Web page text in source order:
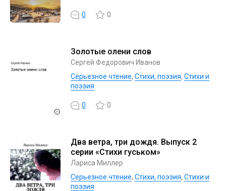
0 0
Золотые олени слов
Сергей Федорович Иванов
Серьезное чтение, Cтихи, поэзия, Стихи и
поэзия
0 0
Два ветра, три дождя. Выпуск 2
серии «Стихи гуськом»
Лариса Миллер
Серьезное чтение, Cтихи, поэзия, Стихи и
поэзия